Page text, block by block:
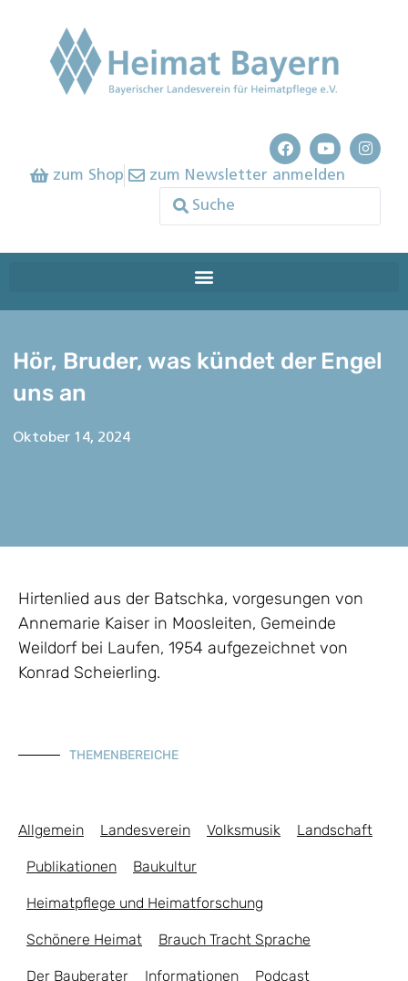
zum Shop zum Newsletter anmelden
Hör, Bruder, was kündet der Engel
uns an
Oktober 14, 2024
Hirtenlied aus der Batschka, vorgesungen von
Annemarie Kaiser in Moosleiten, Gemeinde
Weildorf bei Laufen, 1954 aufgezeichnet von
Konrad Scheierling.
THEMENBEREICHE
Allgemein Landesverein Volksmusik Landschaft
Publikationen Baukultur
Heimatpflege und Heimatforschung
Schönere Heimat Brauch Tracht Sprache
Der Bauberater Informationen Podcast